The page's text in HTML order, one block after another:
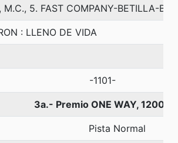
M.C., 5. FAST COMPANY-BETILLA-
: LLENO DE VIDA
-1101-
3a.- Premio ONE WAY, 1200
Pista Normal